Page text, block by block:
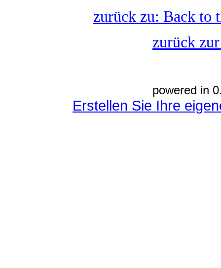
zurück zu: Back to
zurück
powered in
Erstellen Sie Ihre